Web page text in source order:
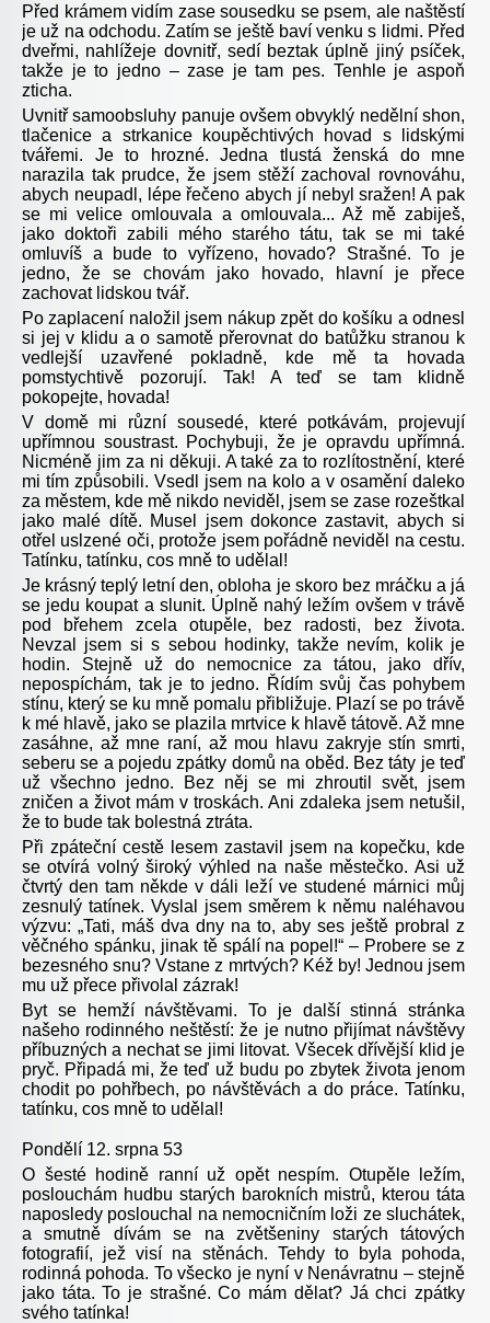
Před krámem vidím zase sousedku se psem, ale naštěstí
je už na odchodu. Zatím se ještě baví venku s lidmi. Před
dveřmi, nahlížeje dovnitř, sedí beztak úplně jiný psíček,
takže je to jedno – zase je tam pes. Tenhle je aspoň
zticha.
Uvnitř samoobsluhy panuje ovšem obvyklý nedělní shon,
tlačenice a strkanice koupěchtivých hovad s lidskými
tvářemi. Je to hrozné. Jedna tlustá ženská do mne
narazila tak prudce, že jsem stěží zachoval rovnováhu,
abych neupadl, lépe řečeno abych jí nebyl sražen! A pak
se mi velice omlouvala a omlouvala... Až mě zabiješ,
jako doktoři zabili mého starého tátu, tak se mi také
omluvíš a bude to vyřízeno, hovado? Strašné. To je
jedno, že se chovám jako hovado, hlavní je přece
zachovat lidskou tvář.
Po zaplacení naložil jsem nákup zpět do košíku a odnesl
si jej v klidu a o samotě přerovnat do batůžku stranou k
vedlejší uzavřené pokladně, kde mě ta hovada
pomstychtivě pozorují. Tak! A teď se tam klidně
pokopejte, hovada!
V domě mi různí sousedé, které potkávám, projevují
upřímnou soustrast. Pochybuji, že je opravdu upřímná.
Nicméně jim za ni děkuji. A také za to rozlítostnění, které
mi tím způsobili. Vsedl jsem na kolo a v osamění daleko
za městem, kde mě nikdo neviděl, jsem se zase rozeštkal
jako malé dítě. Musel jsem dokonce zastavit, abych si
otřel uslzené oči, protože jsem pořádně neviděl na cestu.
Tatínku, tatínku, cos mně to udělal!
Je krásný teplý letní den, obloha je skoro bez mráčku a já
se jedu koupat a slunit. Úplně nahý ležím ovšem v trávě
pod břehem zcela otupěle, bez radosti, bez života.
Nevzal jsem si s sebou hodinky, takže nevím, kolik je
hodin. Stejně už do nemocnice za tátou, jako dřív,
nepospíchám, tak je to jedno. Řídím svůj čas pohybem
stínu, který se ku mně pomalu přibližuje. Plazí se po trávě
k mé hlavě, jako se plazila mrtvice k hlavě tátově. Až mne
zasáhne, až mne raní, až mou hlavu zakryje stín smrti,
seberu se a pojedu zpátky domů na oběd. Bez táty je teď
už všechno jedno. Bez něj se mi zhroutil svět, jsem
zničen a život mám v troskách. Ani zdaleka jsem netušil,
že to bude tak bolestná ztráta.
Při zpáteční cestě lesem zastavil jsem na kopečku, kde
se otvírá volný široký výhled na naše městečko. Asi už
čtvrtý den tam někde v dáli leží ve studené márnici můj
zesnulý tatínek. Vyslal jsem směrem k němu naléhavou
výzvu: „Tati, máš dva dny na to, aby ses ještě probral z
věčného spánku, jinak tě spálí na popel!“ – Probere se z
bezesného snu? Vstane z mrtvých? Kéž by! Jednou jsem
mu už přece přivolal zázrak!
Byt se hemží návštěvami. To je další stinná stránka
našeho rodinného neštěstí: že je nutno přijímat návštěvy
příbuzných a nechat se jimi litovat. Všecek dřívější klid je
pryč. Připadá mi, že teď už budu po zbytek života jenom
chodit po pohřbech, po návštěvách a do práce. Tatínku,
tatínku, cos mně to udělal!
Pondělí 12. srpna 53
O šesté hodině ranní už opět nespím. Otupěle ležím,
poslouchám hudbu starých barokních mistrů, kterou táta
naposledy poslouchal na nemocničním loži ze sluchátek,
a smutně dívám se na zvětšeniny starých tátových
fotografií, jež visí na stěnách. Tehdy to byla pohoda,
rodinná pohoda. To všecko je nyní v Nenávratnu – stejně
jako táta. To je strašné. Co mám dělat? Já chci zpátky
svého tatínka!